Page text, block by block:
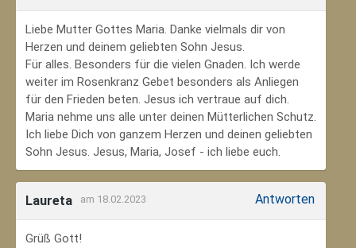
Liebe Mutter Gottes Maria. Danke vielmals dir von
Herzen und deinem geliebten Sohn Jesus.
Für alles. Besonders für die vielen Gnaden. Ich werde
weiter im Rosenkranz Gebet besonders als Anliegen
für den Frieden beten. Jesus ich vertraue auf dich.
Maria nehme uns alle unter deinen Mütterlichen Schutz.
Ich liebe Dich von ganzem Herzen und deinen geliebten
Sohn Jesus. Jesus, Maria, Josef - ich liebe euch.
Laureta am 18.02.2023 Antworten
Grüß Gott!